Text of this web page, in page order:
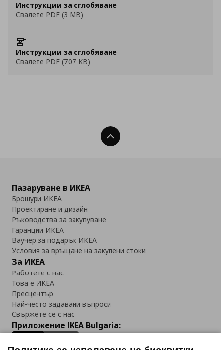
Инструкции за сглобяване
Свалете PDF (3 MB)
Инструкции за сглобяване
Свалете PDF (707 KB)
Нагоре
Пазаруване в ИКЕА
Брошури ИКЕА
Проектиране и дизайн
Ръководства за закупуване
Гаранции ИКЕА
Ваучер за подарък ИКЕА
Условия за връщане на закупени стоки
За ИКЕА
Работете с нас
Това е ИКЕА
Пресцентър
Най-често задавани въпроси
Свържете се с нас
Приложение IKEA Bulgaria: